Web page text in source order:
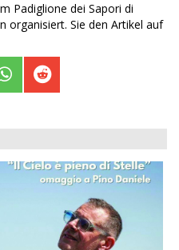
Padiglione dei Sapori di
organisiert. Sie den Artikel auf